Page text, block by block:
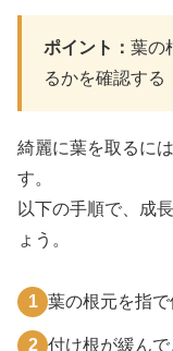
ポイント： 葉の
るかを確認する
綺麗に葉を取るに
す。
以下の手順で、成
ょう。
1 葉の根元を指
2 付け根が緩ん